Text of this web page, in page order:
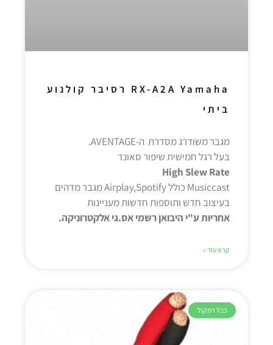
RX-A2A Yamaha רסיבר קולנוע
ביתי
מגבר משודרג מסדרת ה-AVENTAGE.
בעל רגל חמישית שיפור סאונד
High Slew Rate
Musiccast כולל Airplay,Spotify מגבר מדהים
בעיצוב חדש ותוספות חדשות מעניינות
אחריות ע"י היבואן רשמי אס.גי אלקטרוניקה.
קרא עוד »
כבל רמקול